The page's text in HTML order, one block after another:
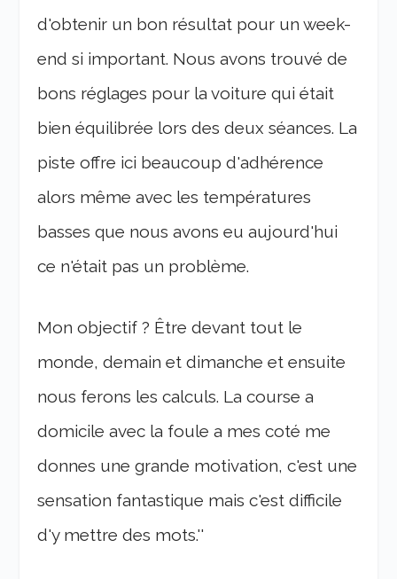
d'obtenir un bon résultat pour un week-
end si important. Nous avons trouvé de
bons réglages pour la voiture qui était
bien équilibrée lors des deux séances. La
piste offre ici beaucoup d'adhérence
alors même avec les températures
basses que nous avons eu aujourd'hui
ce n'était pas un problème.
Mon objectif ? Être devant tout le
monde, demain et dimanche et ensuite
nous ferons les calculs. La course a
domicile avec la foule a mes coté me
donnes une grande motivation, c'est une
sensation fantastique mais c'est difficile
d'y mettre des mots.''